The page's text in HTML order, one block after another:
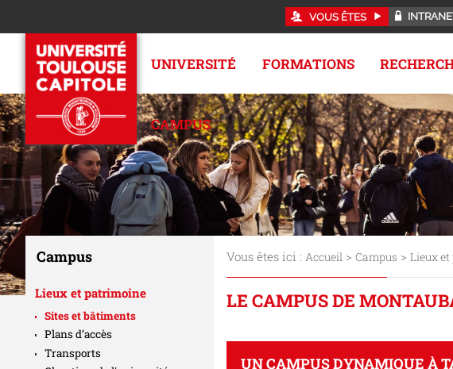
VOUS ÊTES
UNIVERSITÉ FORMATIONS
CAMPUS
Vous êtes ici : Accueil> Campus > Lieux
LE CAMPUS DE
UN CAMPUS DYNAMIQUE À
Campus
Lieux et patrimoine
Sites et bâtiments
Plans d’accès
Transports